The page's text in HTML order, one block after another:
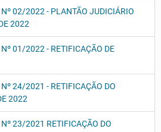
02/2022 - PLANTÃO JUDICIÁRIO
2022
01/2022 - RETIFICAÇÃO DE
24/2021 - RETIFICAÇÃO DO
2022
23/2021 RETIFICAÇÃO DO